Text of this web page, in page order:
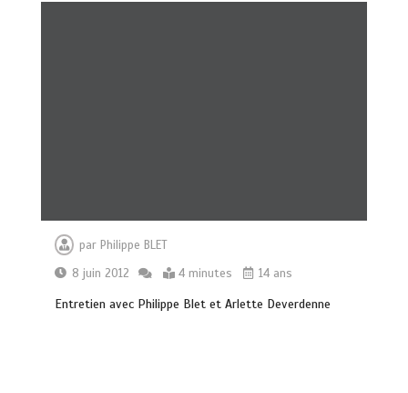
par Philippe BLET
8 juin 2012
4 minutes 14 ans
Entretien avec Philippe Blet et Arlette Deverdenne